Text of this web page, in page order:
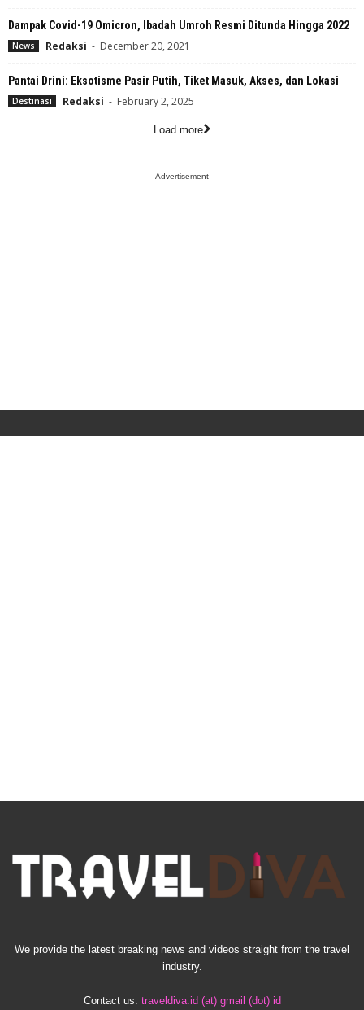
Dampak Covid-19 Omicron, Ibadah Umroh Resmi Ditunda Hingga 2022
News Redaksi - December 20, 2021
Pantai Drini: Eksotisme Pasir Putih, Tiket Masuk, Akses, dan Lokasi
Destinasi Redaksi - February 2, 2025
Load more
- Advertisement -
We provide the latest breaking news and videos straight from the travel
industry.
Contact us: traveldiva.id (at) gmail (dot) id